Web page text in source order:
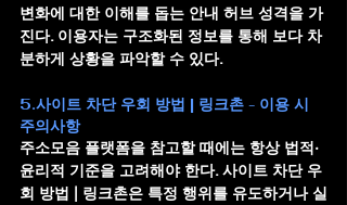
변화에 대한 이해를 돕는 안내 허브 성격을 가
진다. 이용자는 구조화된 정보를 통해 보다 차
분하게 상황을 파악할 수 있다.
5.사이트 차단 우회 방법 | 링크촌 - 이용 시
주의사항
주소모음 플랫폼을 참고할 때에는 항상 법적·
윤리적 기준을 고려해야 한다. 사이트 차단 우
회 방법 | 링크촌은 특정 행위를 유도하거나 실